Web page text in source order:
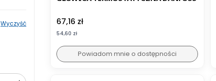
Wyczyść Cena
67,16 zł
Cena
54,60 zł
Powiadom mnie o dostępności